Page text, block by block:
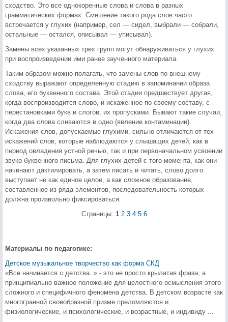
сходство. Это все однокоренные слова и слова в разных
грамматических формах. Смешение такого рода слов часто
встречается у глухих (например, сел — сидел, выбрали — собрали,
остальные — остался, описывал — уписывал).
Замены всех указанных трех групп могут обнаруживаться у глухих
при воспроизведении ими ранее заученного материала.
Таким образом можно полагать, что замены слов по внешнему
сходству выражают определенную стадию в запоминании образа
слова, его буквенного состава. Этой стадии предшествует другая,
когда воспроизводится слово, и искаженное по своему составу, с
перестановками букв и слогов, их пропусками. Бывают такие случаи,
когда два слова сливаются в одно (явление контаминации).
Искажения слов, допускаемые глухими, сильно отличаются от тех
искажений слов, которые наблюдаются у слышащих детей, как в
период овладения устной речью, так и при первоначальном усвоении
звуко-буквенного письма. Для глухих детей с того момента, как они
начинают дактилировать, а затем писать и читать, слово долго
выступает не как единое целое, а как сложное образование,
составленное из ряда элементов, последовательность которых
должна произвольно фиксироваться.
Страницы: 1 2 3 4 5 6
Материалы по педагогике:
Детское музыкальное творчество как форма СКД
«Все начинается с детства .» - это не просто крылатая фраза, а
принципиально важное положение для целостного осмысления этого
сложного и специфичного феномена детства. В детском возрасте как
многогранной своеобразной призме преломляются и
физиологические, и психологические, и возрастные, и индивиду ...